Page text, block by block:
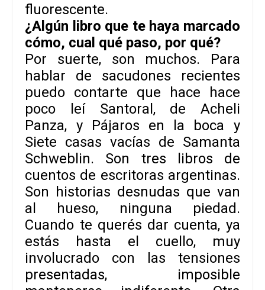
fluorescente.
¿Algún libro que te haya marcado
cómo, cual qué paso, por qué?
Por suerte, son muchos. Para
hablar de sacudones recientes
puedo contarte que hace hace
poco leí Santoral , de Acheli
Panza, y Pájaros en la boca y
Siete casas vacías de Samanta
Schweblin. Son tres libros de
cuentos de escritoras argentinas.
Son historias desnudas que van
al hueso, ninguna piedad.
Cuando te querés dar cuenta, ya
estás hasta el cuello, muy
involucrado con las tensiones
presentadas, imposible